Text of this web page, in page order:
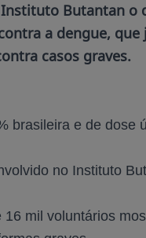
Instituto Butantan
a dengue,
casos graves.
brasileira e de dose
no Instituto
mil voluntários